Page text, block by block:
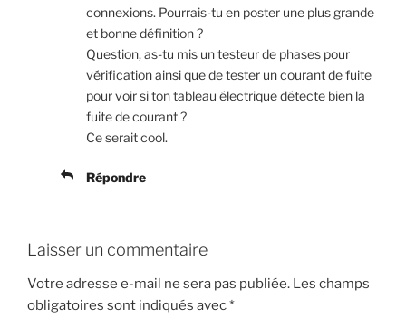
connexions. Pourrais-tu en poster une plus grande
et bonne définition ?
Question, as-tu mis un testeur de phases pour
vérification ainsi que de tester un courant de fuite
pour voir si ton tableau électrique détecte bien la
fuite de courant ?
Ce serait cool.
Répondre
Laisser un commentaire
Votre adresse e-mail ne sera pas publiée. Les champs
obligatoires sont indiqués avec*